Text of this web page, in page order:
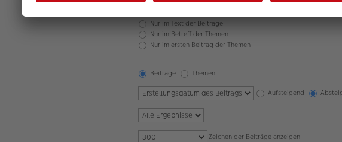
Nur im Text der Beiträge
Nur im Betreff der Themen
Nur im ersten Beitrag der Themen
Beiträge
Themen
Aufsteigend
Zeichen der Beiträge anzeigen